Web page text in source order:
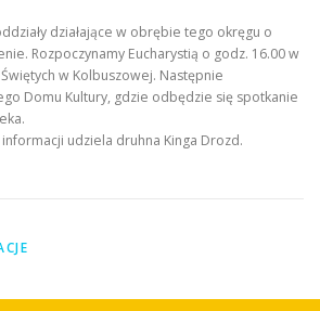
działające w obrębie tego okręgu o
Rozpoczynamy Eucharystią o godz. 16.00 w
w Kolbuszowej. Następnie
Domu Kultury, gdzie odbędzie się spotkanie
udziela druhna Kinga Drozd.